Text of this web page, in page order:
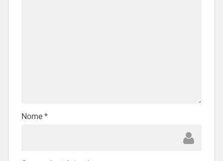
Nome *